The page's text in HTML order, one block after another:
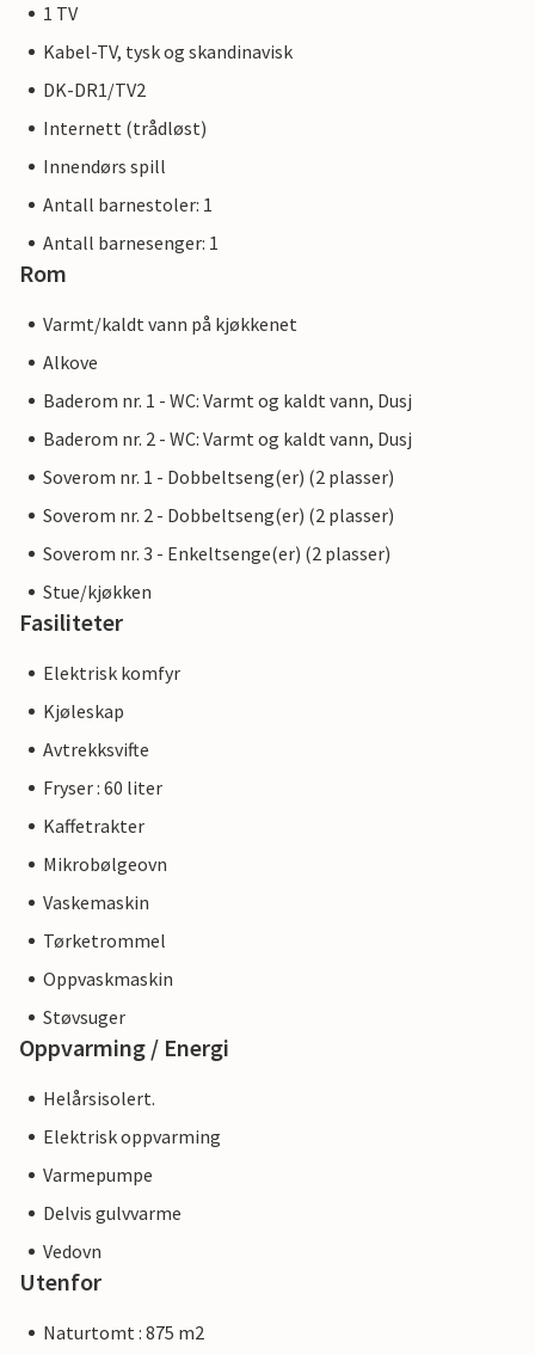
1 TV
Kabel-TV, tysk og skandinavisk
DK-DR1/TV2
Internett (trådløst)
Innendørs spill
Antall barnestoler: 1
Antall barnesenger: 1
Rom
Varmt/kaldt vann på kjøkkenet
Alkove
Baderom nr. 1 - WC: Varmt og kaldt vann, Dusj
Baderom nr. 2 - WC: Varmt og kaldt vann, Dusj
Soverom nr. 1 - Dobbeltseng(er) (2 plasser)
Soverom nr. 2 - Dobbeltseng(er) (2 plasser)
Soverom nr. 3 - Enkeltsenge(er) (2 plasser)
Stue/kjøkken
Fasiliteter
Elektrisk komfyr
Kjøleskap
Avtrekksvifte
Fryser : 60 liter
Kaffetrakter
Mikrobølgeovn
Vaskemaskin
Tørketrommel
Oppvaskmaskin
Støvsuger
Oppvarming / Energi
Helårsisolert.
Elektrisk oppvarming
Varmepumpe
Delvis gulvvarme
Vedovn
Utenfor
Naturtomt : 875 m2